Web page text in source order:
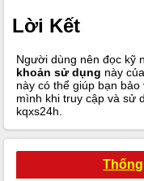
Lời Kết
Người dùng nên đọc kỹ
khoản sử dụng này
này có thể giúp bạn
mình khi truy cập và sử
kqxs24h.